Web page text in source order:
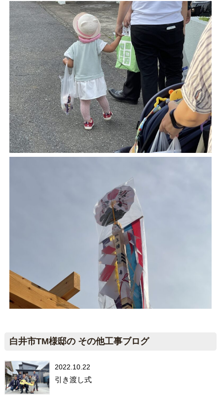
白井市TM様邸の その他工事ブログ
2022.10.22
引き渡し式